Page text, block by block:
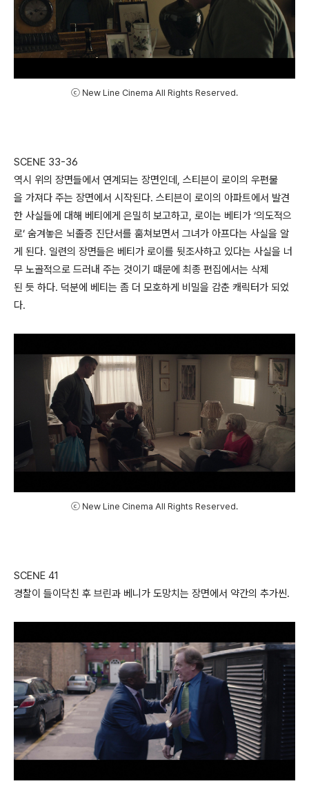
ⓒ New Line Cinema All Rights Reserved.
SCENE 33-36
역시 위의 장면들에서 연계되는 장면인데, 스티븐이 로이의 우편물
을 가져다 주는 장면에서 시작된다. 스티븐이 로이의 아파트에서 발견
한 사실들에 대해 베티에게 은밀히 보고하고, 로이는 베티가 ‘의도적으
로’ 숨겨놓은 뇌졸증 진단서를 훔쳐보면서 그녀가 아프다는 사실을 알
게 된다. 일련의 장면들은 베티가 로이를 뒷조사하고 있다는 사실을 너
무 노골적으로 드러내 주는 것이기 때문에 최종 편집에서는 삭제
된 듯 하다. 덕분에 베티는 좀 더 모호하게 비밀을 감춘 캐릭터가 되었
다.
ⓒ New Line Cinema All Rights Reserved.
SCENE 41
경찰이 들이닥친 후 브린과 베니가 도망치는 장면에서 약간의 추가씬.